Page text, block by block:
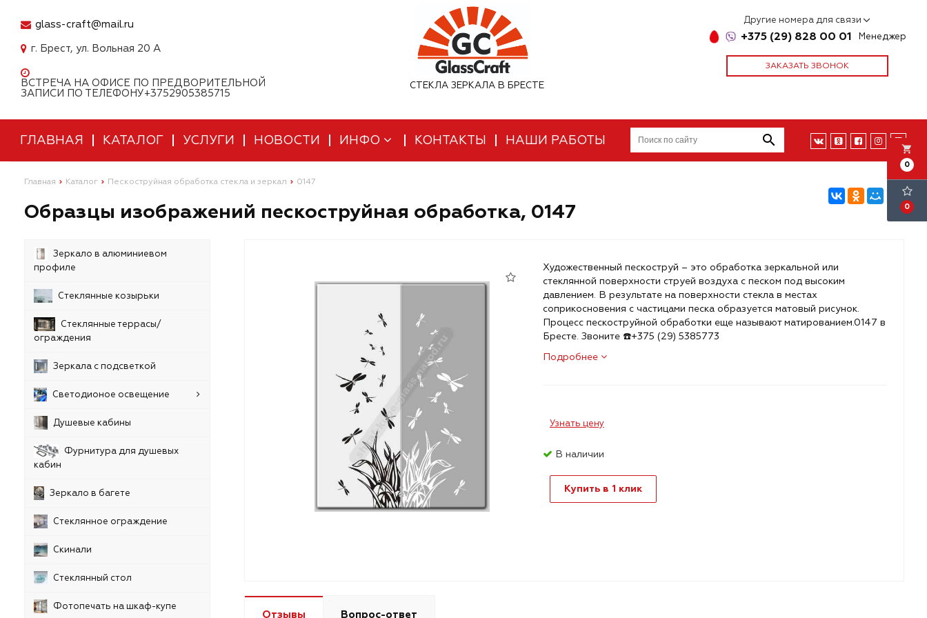
glass-craft@mail.ru
г. Брест, ул. Вольная 20 А
ВСТРЕЧА НА ОФИСЕ ПО ПРЕДВОРИТЕЛЬНОЙ
ЗАПИСИ ПО ТЕЛЕФОНУ+3752905385715
СТЕКЛА ЗЕРКАЛА В БРЕСТЕ
Другие номера для связи
+375 (29) 828 00 01 Менеджер
ЗАКАЗАТЬ ЗВОНОК
ГЛАВНАЯ КАТАЛОГ УСЛУГИ НОВОСТИ ИНФО КОНТАКТЫ НАШИ РАБОТЫ
Главная Каталог Пескоструйная обработка стекла и зеркал 0147
Образцы изображений пескоструйная обработка, 0147
local_grocery_store
0
0
Зеркало в алюминиевом
профиле
Стеклянные козырьки
Стеклянные террасы/
ограждения
Зеркала с подсветкой
Светодионое освещение
Душевые кабины
Фурнитура для душевых
кабин
Зеркало в багете
Стеклянное ограждение
Скинали
Стеклянный стол
Фотопечать на шкаф-купе
Художественный пескоструй – это обработка зеркальной или
стеклянной поверхности струей воздуха с песком под высоким
давлением. В результате на поверхности стекла в местах
соприкосновения с частицами песка образуется матовый рисунок.
Процесс пескоструйной обработки еще называют матированием.0147 в
Бресте. Звоните ☎️+375 (29) 5385773
Подробнее
Узнать цену
В наличии
Купить в 1 клик
Отзывы Вопрос-ответ